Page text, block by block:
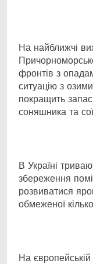
На найближчі
фронтів з
ситуацію з
покращить
соняшника та
В Україні
збереження
розвиватися
обмеженої
На